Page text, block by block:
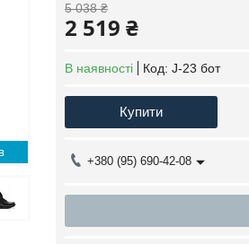
5 038 ₴
2 519 ₴
В наявності Код: J-23 бот
Купити
+380 (95) 690-42-08